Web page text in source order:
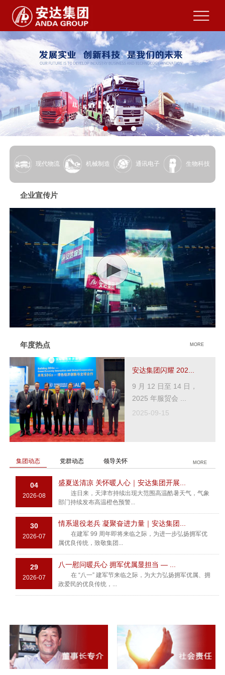
现代物流 机械制造 通讯电子 生物科技
企业宣传片
年度热点 MORE
安达集团闪耀 202...
9 月 12 日至 14 日，
2025 年服贸会 ...
2025-09-15
集团动态 党群动态 领导关怀 MORE
04
2026-08
盛夏送清凉 关怀暖人心｜安达集团开展...
连日来，天津市持续出现大范围高温酷暑天气，气象
部门持续发布高温橙色预警...
30
2026-07
情系退役老兵 凝聚奋进力量｜安达集团...
在建军 99 周年即将来临之际，为进一步弘扬拥军优
属优良传统，致敬集团...
29
2026-07
八一慰问暖兵心 拥军优属显担当 — ...
在 “八一” 建军节来临之际，为大力弘扬拥军优属、拥
政爱民的优良传统，...